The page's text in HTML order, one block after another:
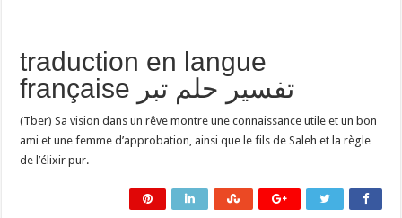
traduction en langue
française تفسير حلم تبر
(Tber) Sa vision dans un rêve montre une connaissance utile et un bon
ami et une femme d’approbation, ainsi que le fils de Saleh et la règle
de l’élixir pur.